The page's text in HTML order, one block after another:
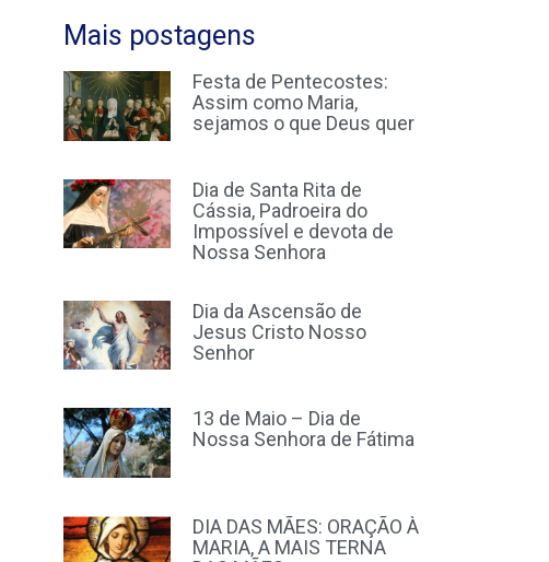
Mais postagens
Festa de Pentecostes:
Assim como Maria,
sejamos o que Deus quer
Dia de Santa Rita de
Cássia, Padroeira do
Impossível e devota de
Nossa Senhora
Dia da Ascensão de
Jesus Cristo Nosso
Senhor
13 de Maio – Dia de
Nossa Senhora de Fátima
DIA DAS MÃES: ORAÇÃO À
MARIA, A MAIS TERNA